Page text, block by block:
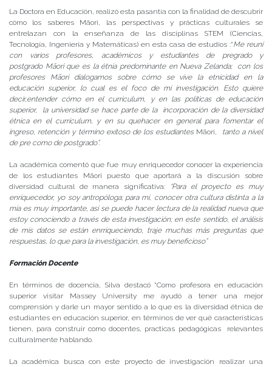
La Doctora en Educación, realizó esta pasantía con la finalidad de descubrir
cómo los saberes Māori, las perspectivas y prácticas culturales se
entrelazan con la enseñanza de las disciplinas STEM (Ciencias,
Tecnología, Ingeniería y Matemáticas) en esta casa de estudios :“Me reuní
con varios profesores, académicos y estudiantes de pregrado y
postgrado Māori que es la étnia predominante en Nueva Zelanda; con los
profesores Māori dialogamos sobre cómo se vive la etnicidad en la
educación superior, lo cual es el foco de mi investigación. Esto quiere
decir,entender cómo en el curriculum, y en las políticas de educación
superior, la universidad se hace parte de la incorporación de la diversidad
étnica en el currículum, y en su quehacer en general para fomentar el
ingreso, retención y término exitoso de los estudiantes Māori,
tanto a nivel
de pre como de postgrado”.
La académica comentó que fue muy enriquecedor conocer la experiencia
de los estudiantes Māori puesto que aportará a la discusión sobre
diversidad cultural de manera significativa:
“Para el proyecto es muy
enriquecedor, yo soy antropóloga; para mi, conocer otra cultura distinta a la
mía es muy importante, así se puede hacer lectura de la realidad nueva que
estoy conociendo a través de esta investigación; en este sentido, el análisis
de mis datos se están enrriqueciendo, traje muchas más preguntas que
respuestas, lo que para la investigación, es muy beneficioso”
Formación Docente
En términos de docencia, Silva destacó “Como profesora en educación
superior visitar Massey University me ayudó a tener una mejor
comprensión y darle un mayor sentido a lo que es la diversidad étnica de
estudiantes en educación superior, en términos de ver qué características
tienen, para construir como docentes, practicas pedagógicas relevantes
culturalmente hablando.
La académica busca con este proyecto de investigación realizar una